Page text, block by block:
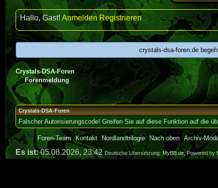
Hallo, Gast!Anmelden Registrieren
crystals-dsa-foren.de
Crystals-DSA-Foren
Forenmeldung
Crystals-DSA-Foren
Falscher Autorisierungscode! Greifen Sie auf diese Funktion auf die
Foren-Team Kontakt Nordlandtrilogie Nach oben Archiv-
Es ist:05.08.2026, 23:42 Deutsche Übersetzung: MyBB.de, Powered by